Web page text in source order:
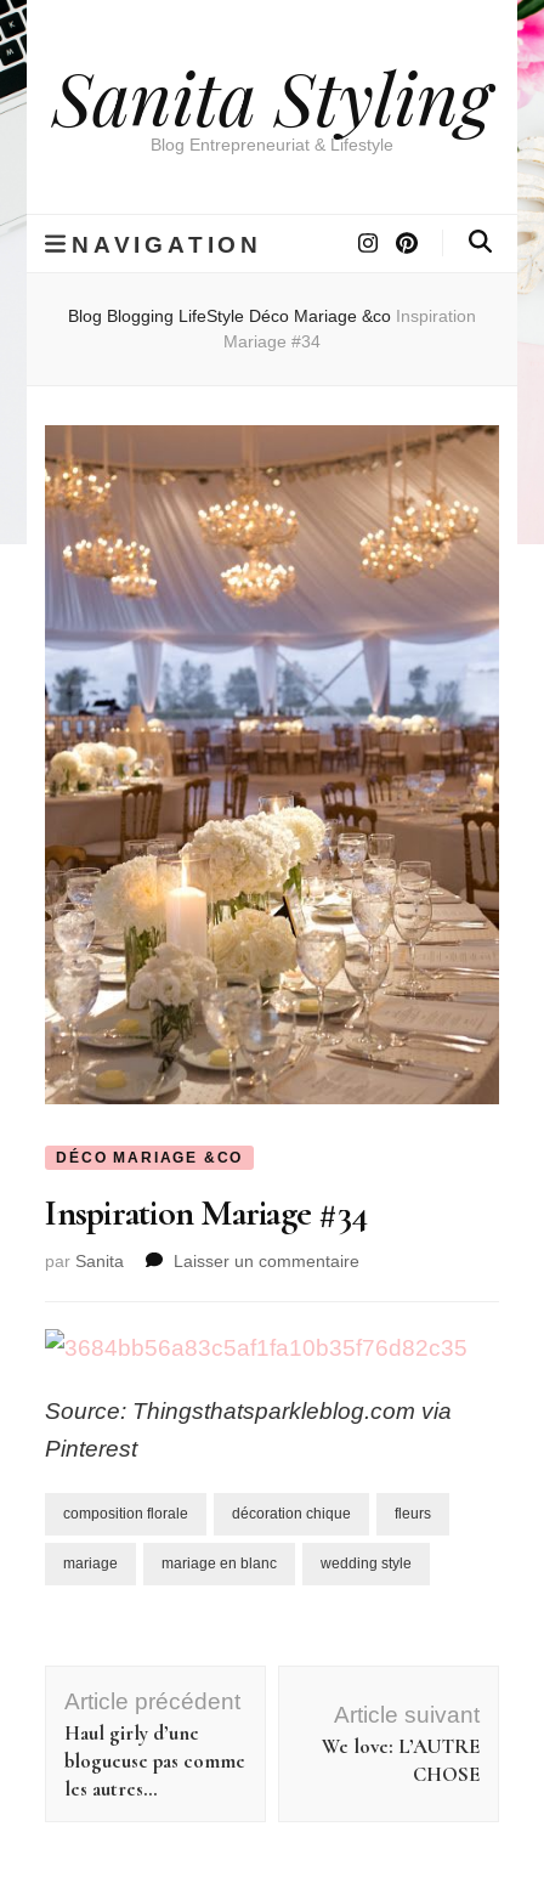
Sanita Styling
Blog Entrepreneuriat & Lifestyle
NAVIGATION
Blog Blogging LifeStyle Déco Mariage &co Inspiration
Mariage #34
DÉCO MARIAGE &CO
Inspiration Mariage #34
par Sanita Laisser un commentaire
#34
Source: Thingsthatsparkleblog.com via
Pinterest
composition florale décoration chique fleurs
mariage mariage en blanc wedding style
Navigation
d'article
Article précédent
Haul girly d’une
blogueuse pas comme
les autres…
Article suivant
We love: L’AUTRE
CHOSE